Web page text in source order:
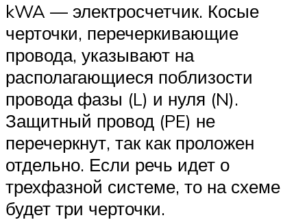
kWA — электросчетчик. Косые
черточки, перечеркивающие
провода, указывают на
располагающиеся поблизости
провода фазы (L) и нуля (N).
Защитный провод (PE) не
перечеркнут, так как проложен
отдельно. Если речь идет о
трехфазной системе, то на схеме
будет три черточки.